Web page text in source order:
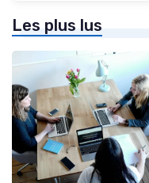
Les plus lus